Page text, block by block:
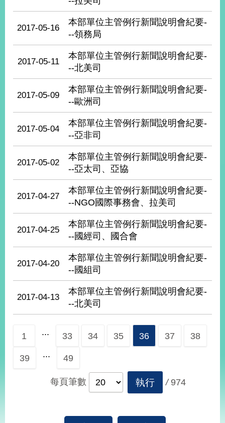
心
交
與
區
際
傳
政
資
公
開
為
民
2017-05-16
本部單位主管例行新聞說明會紀要-
--領務局
2017-05-11
本部單位主管例行新聞說明會紀要-
--北美司
2017-05-09
本部單位主管例行新聞說明會紀要-
--歐洲司
2017-05-04
本部單位主管例行新聞說明會紀要-
--亞非司
2017-05-02
本部單位主管例行新聞說明會紀要-
--亞太司、亞協
2017-04-27
本部單位主管例行新聞說明會紀要-
--NGO國際事務會、拉美司
2017-04-25
本部單位主管例行新聞說明會紀要-
--國經司、國合會
2017-04-20
本部單位主管例行新聞說明會紀要-
--國組司
2017-04-13
本部單位主管例行新聞說明會紀要-
--北美司
1 ... 33 34 35 36 37 38
39 ... 49
每頁筆數 執行 / 974